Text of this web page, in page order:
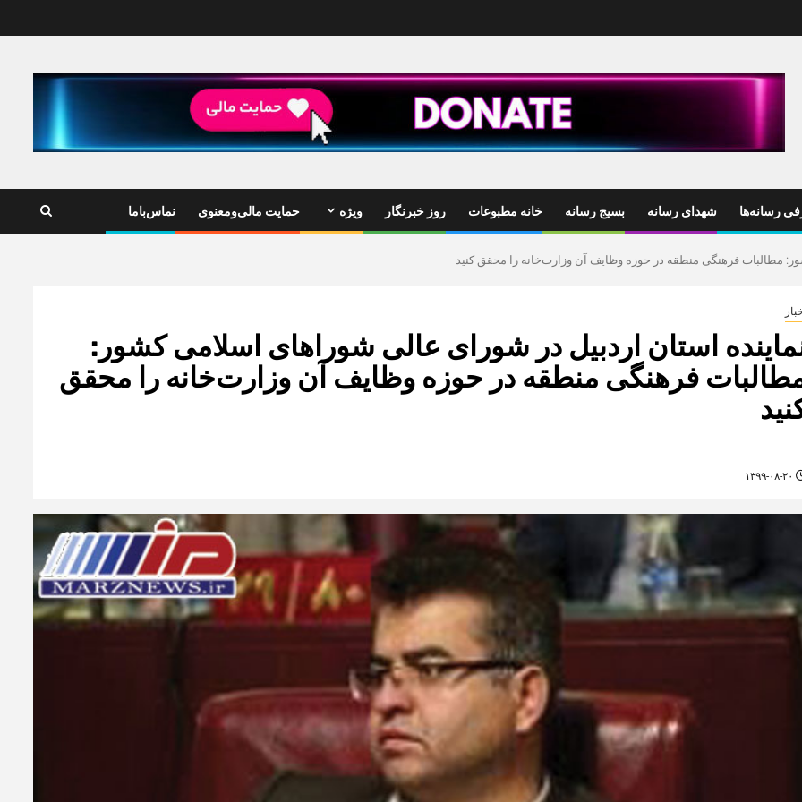
رسانه‌ها شهدای رسانه بسیج رسانه خانه مطبوعات روز خبرنگار ویژه حمایت مالی‌ومعنوی نماس‌باما
مطالبات فرهنگی منطقه در حوزه وظایف آن وزارت‌خانه را محقق کنید
استان اردبیل در شورای عالی شوراهای اسلامی کشور:
فرهنگی منطقه در حوزه وظایف آن وزارت‌خانه را محقق